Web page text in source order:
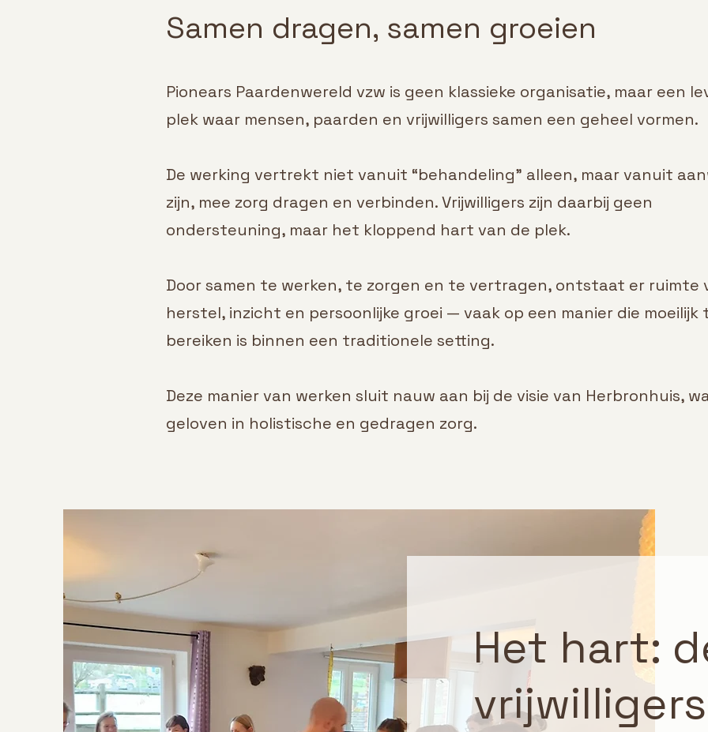
Samen dragen, samen groeien
Pionears Paardenwereld vzw is geen klassieke organisatie, maar een
plek waar mensen, paarden en vrijwilligers samen een geheel vormen.
De werking vertrekt niet vanuit “behandeling” alleen, maar vanuit
zijn, mee zorg dragen en verbinden. Vrijwilligers zijn daarbij geen
ondersteuning, maar het kloppend hart van de plek.
Door samen te werken, te zorgen en te vertragen, ontstaat er ruimte
herstel, inzicht en persoonlijke groei — vaak op een manier die moeilijk
bereiken is binnen een traditionele setting.
Deze manier van werken sluit nauw aan bij de visie van Herbronhuis,
geloven in holistische en gedragen zorg.
Het hart: